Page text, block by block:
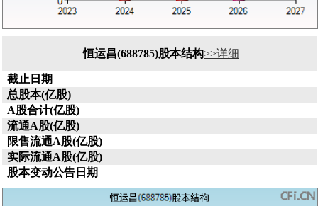
恒运昌(688785)股本结构>>详细
截止日期
总股本(亿股)
A股合计(亿股)
流通A股(亿股)
限售流通A股(亿股)
实际流通A股(亿股)
股本变动公告日期